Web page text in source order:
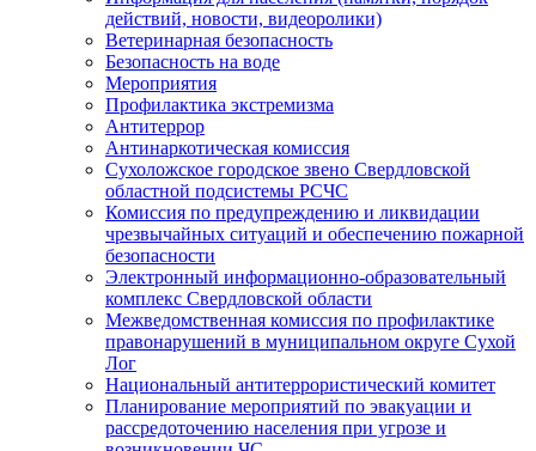
действий, новости, видеоролики)
Ветеринарная безопасность
Безопасность на воде
Мероприятия
Профилактика экстремизма
Антитеррор
Антинаркотическая комиссия
Сухоложское городское звено Свердловской
областной подсистемы РСЧС
Комиссия по предупреждению и ликвидации
чрезвычайных ситуаций и обеспечению пожарной
безопасности
Электронный информационно-образовательный
комплекс Cвердловской области
Межведомственная комиссия по профилактике
правонарушений в муниципальном округе Сухой
Лог
Национальный антитеррористический комитет
Планирование мероприятий по эвакуации и
рассредоточению населения при угрозе и